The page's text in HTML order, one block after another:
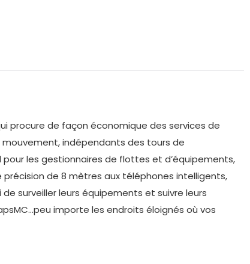
procure de façon économique des services de
indépendants des tours de
les gestionnaires de flottes et d’équipements,
précision de 8 mètres aux téléphones intelligents,
surveiller leurs équipements et suivre leurs
importe les endroits éloignés où vos